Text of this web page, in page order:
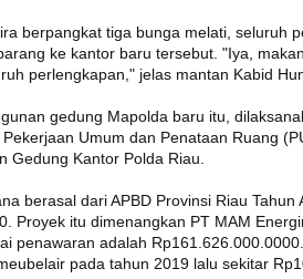
berpangkat tiga bunga melati, seluruh
ke kantor baru tersebut. "Iya,
perlengkapan," jelas mantan Kabid
gedung Mapolda baru itu,
Umum dan Penataan Ruang
Gedung Kantor Polda Riau.
berasal dari APBD Provinsi Riau
Proyek itu dimenangkan PT MAM
penawaran adalah
pada tahun 2019 lalu sekitar